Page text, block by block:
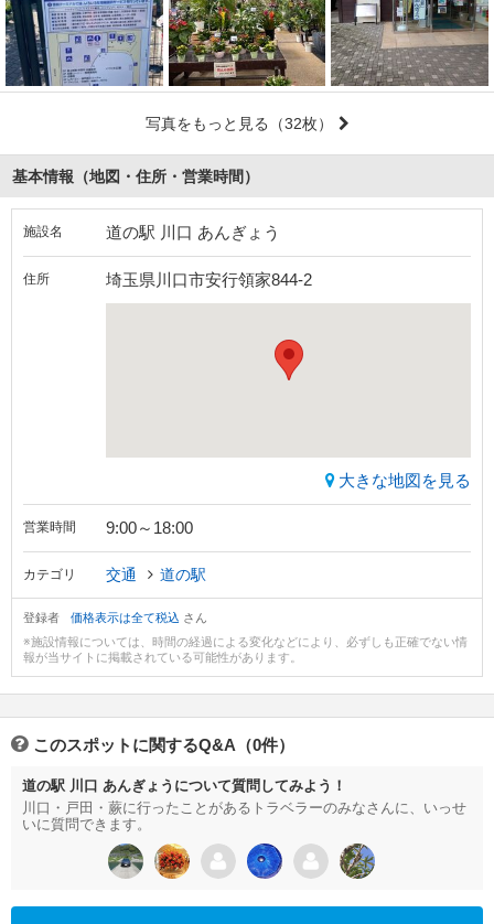
写真をもっと見る （32枚）
基本情報（地図・住所・営業時間）
施設名 道の駅 川口 あんぎょう
住所 埼玉県川口市安行領家844-2
大きな地図を見る
営業時間 9:00～18:00
カテゴリ 交通 道の駅
登録者 価格表示は全て税込 さん
※施設情報については、時間の経過による変化などにより、必ずしも正確でない情
報が当サイトに掲載されている可能性があります。
このスポットに関するQ&A（0件）
道の駅 川口 あんぎょうについて質問してみよう！
川口・戸田・蕨に行ったことがあるトラベラーのみなさんに、いっせ
いに質問できます。